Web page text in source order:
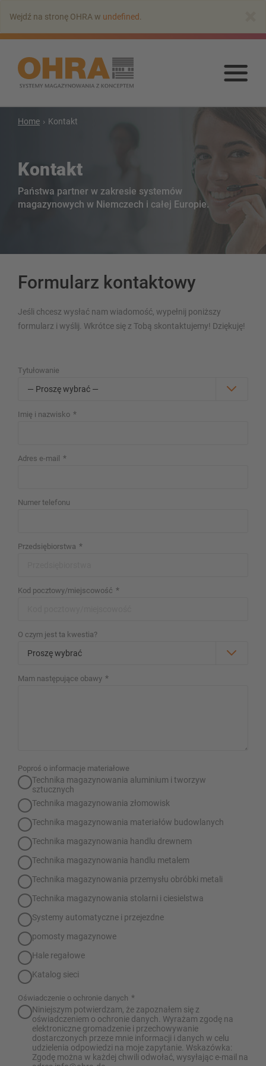
głównej
Wejdź na stronę OHRA w undefined
Home Kontakt
Kontakt
Państwa partner w zakresie systemów
magazynowych w Niemczech i całej Europie.
Formularz kontaktowy
Jeśli chcesz wysłać nam wiadomość, wypełnij poniższy
formularz i wyślij. Wkrótce się z Tobą skontaktujemy! Dziękuję!
Tytułowanie
Imię i nazwisko *
Adres e-mail *
Numer telefonu
Przedsiębiorstwa *
Kod pocztowy/miejscowość *
O czym jest ta kwestia?
Mam następujące obawy *
Poproś o informacje materiałowe
Technika magazynowania aluminium i tworzyw
sztucznych
Technika magazynowania złomowisk
Technika magazynowania materiałów budowlanych
Technika magazynowania handlu drewnem
Technika magazynowania handlu metalem
Technika magazynowania przemysłu obróbki metali
Technika magazynowania stolarni i ciesielstwa
Systemy automatyczne i przejezdne
pomosty magazynowe
Hale regałowe
Katalog sieci
Oświadczenie o ochronie danych *
Niniejszym potwierdzam, że zapoznałem się z
oświadczeniem o ochronie danych. Wyrażam zgodę na
elektroniczne gromadzenie i przechowywanie
dostarczonych przeze mnie informacji i danych w celu
udzielenia odpowiedzi na moje zapytanie. Wskazówka:
Zgodę można w każdej chwili odwołać, wysyłając e-mail na
Regały wspornikowe
Jednostronny regal wspornikowy
Regał wspornikowy do dużych obciążeń
Regały Mobilne
Magazynowanie automatyczne
Pionowe systemy regałowe